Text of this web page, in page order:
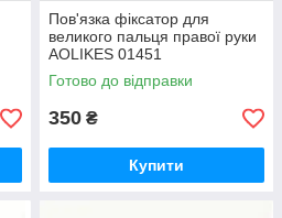
Пов'язка фіксатор для
великого пальця правої руки
AOLIKES 01451
Готово до відправки
350 ₴
Купити